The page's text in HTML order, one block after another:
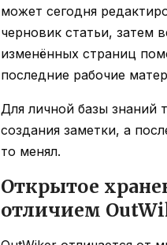
может сегодня
черновик статьи, затем
изменённых страниц
последние рабочие
Для личной базы знаний
создания заметки, а
то менял.
Открытое
отличием